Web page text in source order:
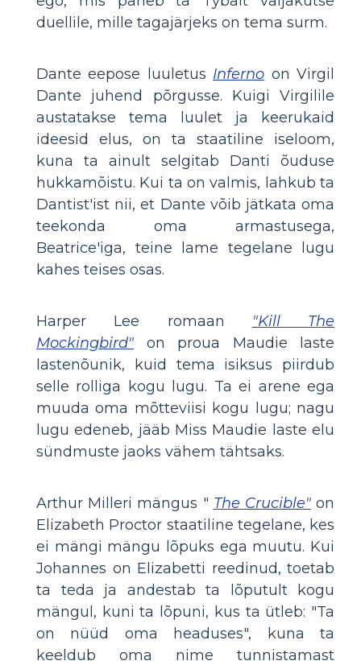
duellile, mille tagajärjeks on tema surm.
Dante eepose luuletus Inferno on Virgil
Dante juhend põrgusse. Kuigi Virgilile
austatakse tema luulet ja keerukaid
ideesid elus, on ta staatiline iseloom,
kuna ta ainult selgitab Danti õuduse
hukkamõistu. Kui ta on valmis, lahkub ta
Dantist'ist nii, et Dante võib jätkata oma
teekonda oma armastusega,
Beatrice'iga, teine ​​lame tegelane lugu
kahes teises osas.
Harper Lee romaan
"Kill The
Mockingbird" on proua Maudie laste
lastenõunik, kuid tema isiksus piirdub
selle rolliga kogu lugu. Ta ei arene ega
muuda oma mõtteviisi kogu lugu; nagu
lugu edeneb, jääb Miss Maudie laste elu
sündmuste jaoks vähem tähtsaks.
Arthur Milleri mängus " The Crucible"on
Elizabeth Proctor staatiline tegelane, kes
ei mängi mängu lõpuks ega muutu. Kui
Johannes on Elizabetti reedinud, toetab
ta teda ja andestab ta lõputult kogu
mängul, kuni ta lõpuni, kus ta ütleb: "Ta
on nüüd oma headuses", kuna ta
keeldub oma nime tunnistamast